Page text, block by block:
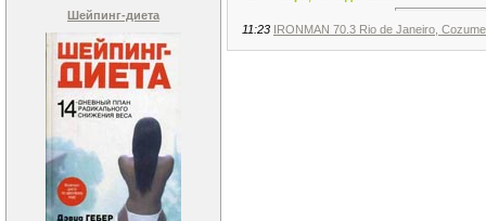
Шейпинг-диета
11:23 IRONMAN 70.3 Rio de Janeiro,